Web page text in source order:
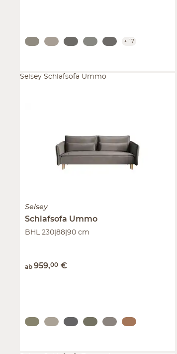
+17
Selsey
Schlafsofa Ummo
BHL 230|88|90 cm
ab 959,00 €
Selsey Schlafsofa Ummo